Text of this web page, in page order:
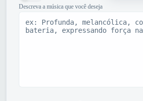
Descreva a música que você deseja